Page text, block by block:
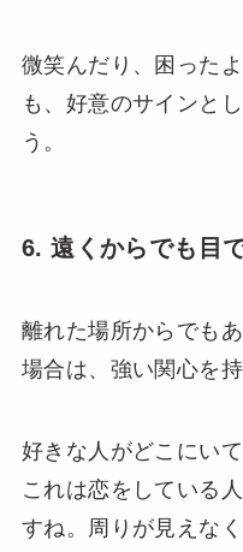
微笑んだり、困った
も、好意のサインと
う。
6. 遠くからでも目
離れた場所からでも
場合は、強い関心を
好きな人がどこにい
これは恋をしている
すね。周りが見えな